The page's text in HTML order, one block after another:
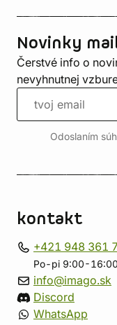
Novinky
Čerstvé info o
nevyhnutnej
Odoslaním
kontakt
+421 948 361
Po-pi 9:00-16:00
info@imago.sk
Discord
WhatsApp